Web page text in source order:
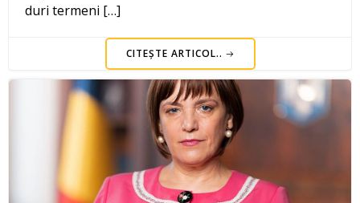
duri termeni […]
CITEȘTE ARTICOL..